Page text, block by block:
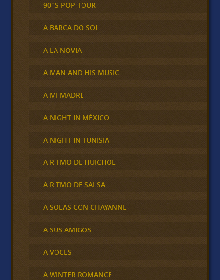
90´S POP TOUR
A BARCA DO SOL
A LA NOVIA
A MAN AND HIS MUSIC
A MI MADRE
A NIGHT IN MÉXICO
A NIGHT IN TUNISIA
A RITMO DE HUICHOL
A RITMO DE SALSA
A SOLAS CON CHAYANNE
A SUS AMIGOS
A VOCES
A WINTER ROMANCE